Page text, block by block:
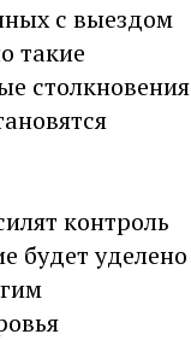
с выездом
такие
столкновения
контроль
будет уделено